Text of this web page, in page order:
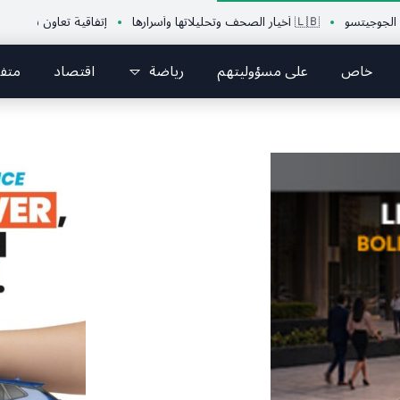
🇱🇧 أخيار الصحف وتحليلاتها وأسرارها إتفاقية تعاون بين الإتحاد
خاص على مسؤوليتهم رياضة اقتصاد